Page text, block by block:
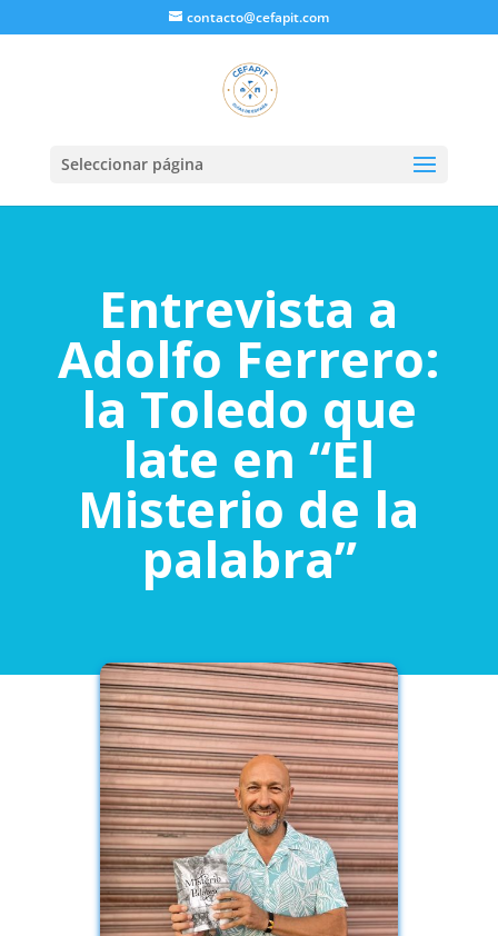
contacto@cefapit.com
Seleccionar página
Entrevista a
Adolfo Ferrero:
la Toledo que
late en “El
Misterio de la
palabra”